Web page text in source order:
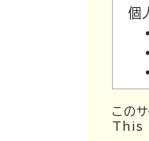
個
2.
この
This